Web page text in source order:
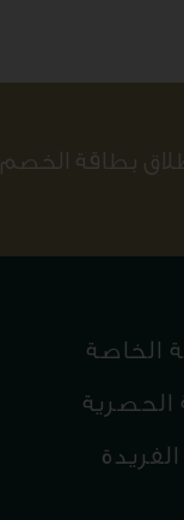
بطاقة الخصم
الخاصة
الحصرية